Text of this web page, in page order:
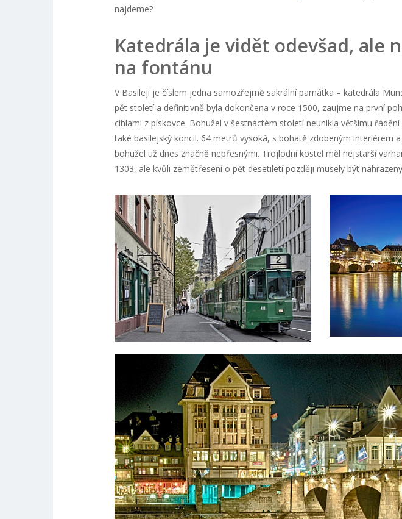
najdeme?
Katedrála je vidět odevšad, ale
na fontánu
V Basileji je číslem jedna samozřejmě sakrální památka – katedrála
pět století a definitivně byla dokončena v roce 1500, zaujme na první
cihlami z pískovce. Bohužel v šestnáctém století neunikla většímu
také basilejský koncil. 64 metrů vysoká, s bohatě zdobeným interiérem
bohužel už dnes značně nepřesnými. Trojlodní kostel měl nejstarší
1303, ale kvůli zemětřesení o pět desetiletí později musely být